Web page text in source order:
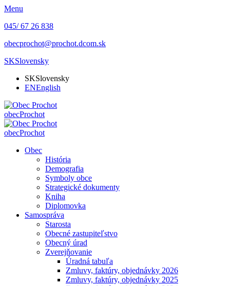
Menu
045/ 67 26 838
obecprochot@prochot.dcom.sk
SKSlovensky
SKSlovensky
ENEnglish
obecProchot
obecProchot
Obec
História
Demografia
Symboly obce
Strategické dokumenty
Kniha
Diplomovka
Samospráva
Starosta
Obecné zastupiteľstvo
Obecný úrad
Zverejňovanie
Úradná tabuľa
Zmluvy, faktúry, objednávky 2026
Zmluvy, faktúry, objednávky 2025